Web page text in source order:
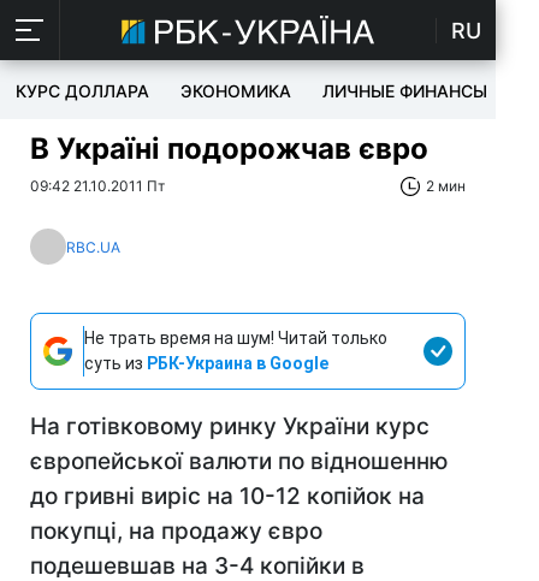
RU
КУРС ДОЛЛАРА ЭКОНОМИКА ЛИЧНЫЕ ФИНАНСЫ
В Україні подорожчав євро
09:42 21.10.2011 Пт 2 мин
RBC.UA
Не трать время на шум! Читай только
суть из РБК-Украина в Google
На готівковому ринку України курс
європейської валюти по відношенню
до гривні виріс на 10-12 копійок на
покупці, на продажу євро
подешевшав на 3-4 копійки в